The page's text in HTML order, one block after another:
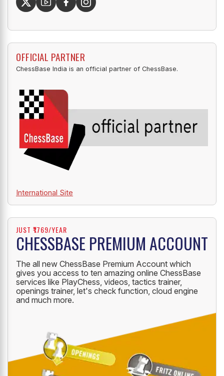
for all the links.
OFFICIAL PARTNER
ChessBase India is an official partner of ChessBase.
International Site
CHESSBASE PREMIUM ACCOUNT
The all new ChessBase Premium Account which
gives you access to ten amazing online ChessBase
services like PlayChess, videos, tactics trainer,
openings trainer, let's check function, cloud engine